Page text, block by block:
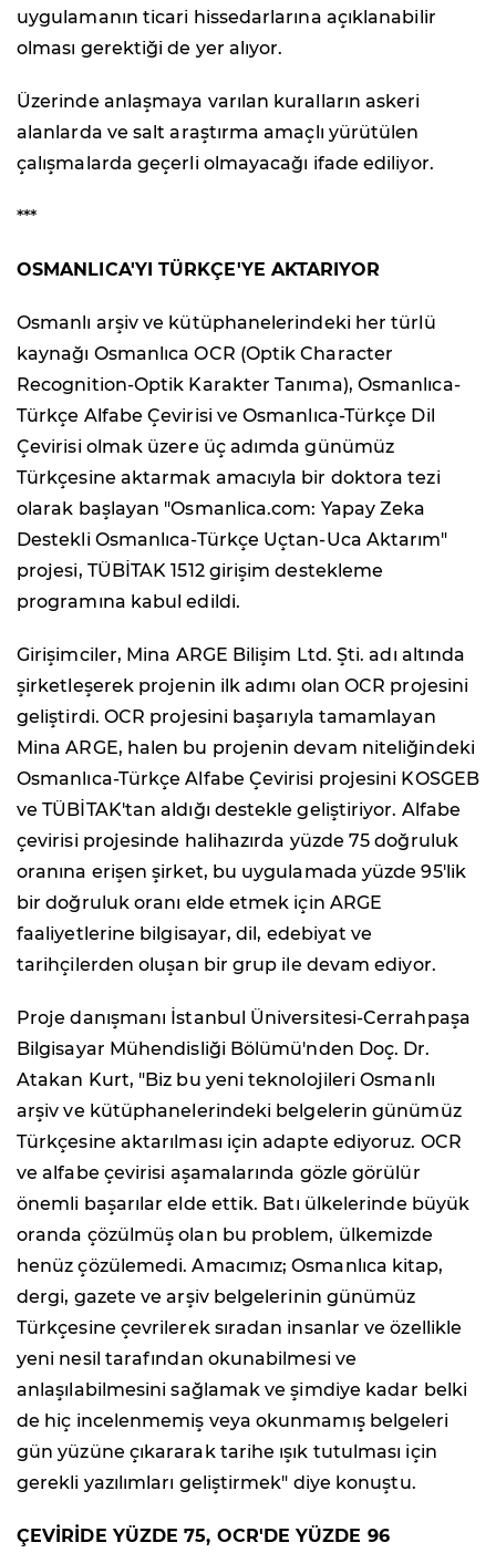
uygulamanın ticari hissedarlarına açıklanabilir
olması gerektiği de yer alıyor.
Üzerinde anlaşmaya varılan kuralların askeri
alanlarda ve salt araştırma amaçlı yürütülen
çalışmalarda geçerli olmayacağı ifade ediliyor.
***
OSMANLICA'YI TÜRKÇE'YE AKTARIYOR
Osmanlı arşiv ve kütüphanelerindeki her türlü
kaynağı Osmanlıca OCR (Optik Character
Recognition-Optik Karakter Tanıma), Osmanlıca-
Türkçe Alfabe Çevirisi ve Osmanlıca-Türkçe Dil
Çevirisi olmak üzere üç adımda günümüz
Türkçesine aktarmak amacıyla bir doktora tezi
olarak başlayan "Osmanlica.com: Yapay Zeka
Destekli Osmanlıca-Türkçe Uçtan-Uca Aktarım"
projesi, TÜBİTAK 1512 girişim destekleme
programına kabul edildi.
Girişimciler, Mina ARGE Bilişim Ltd. Şti. adı altında
şirketleşerek projenin ilk adımı olan OCR projesini
geliştirdi. OCR projesini başarıyla tamamlayan
Mina ARGE, halen bu projenin devam niteliğindeki
Osmanlıca-Türkçe Alfabe Çevirisi projesini KOSGEB
ve TÜBİTAK'tan aldığı destekle geliştiriyor. Alfabe
çevirisi projesinde halihazırda yüzde 75 doğruluk
oranına erişen şirket, bu uygulamada yüzde 95'lik
bir doğruluk oranı elde etmek için ARGE
faaliyetlerine bilgisayar, dil, edebiyat ve
tarihçilerden oluşan bir grup ile devam ediyor.
Proje danışmanı İstanbul Üniversitesi-Cerrahpaşa
Bilgisayar Mühendisliği Bölümü'nden Doç. Dr.
Atakan Kurt, "Biz bu yeni teknolojileri Osmanlı
arşiv ve kütüphanelerindeki belgelerin günümüz
Türkçesine aktarılması için adapte ediyoruz. OCR
ve alfabe çevirisi aşamalarında gözle görülür
önemli başarılar elde ettik. Batı ülkelerinde büyük
oranda çözülmüş olan bu problem, ülkemizde
henüz çözülemedi. Amacımız; Osmanlıca kitap,
dergi, gazete ve arşiv belgelerinin günümüz
Türkçesine çevrilerek sıradan insanlar ve özellikle
yeni nesil tarafından okunabilmesi ve
anlaşılabilmesini sağlamak ve şimdiye kadar belki
de hiç incelenmemiş veya okunmamış belgeleri
gün yüzüne çıkararak tarihe ışık tutulması için
gerekli yazılımları geliştirmek" diye konuştu.
ÇEVİRİDE YÜZDE 75, OCR'DE YÜZDE 96